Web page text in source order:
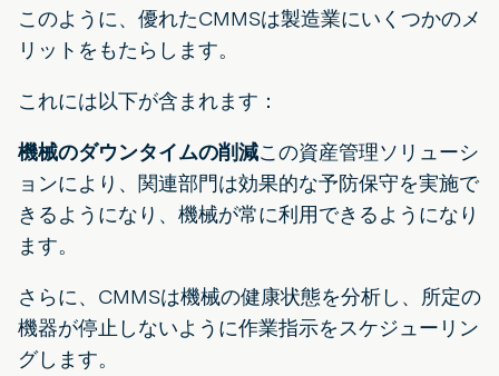
このように、優れたCMMSは製造業にいくつかのメ
リットをもたらします。
これには以下が含まれます：
機械のダウンタイムの削減この資産管理ソリューシ
ョンにより、関連部門は効果的な予防保守を実施で
きるようになり、機械が常に利用できるようになり
ます。
さらに、CMMSは機械の健康状態を分析し、所定の
機器が停止しないように作業指示をスケジューリン
グします。